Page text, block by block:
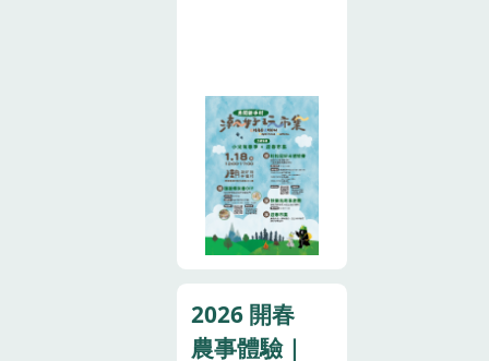
米有春季 x 迎
春市集¸¸¸📆
𝟭/𝟭𝟴(𝗦𝗨𝗡)𝟭𝟮:𝟬𝟬-𝟭𝟳:𝟬𝟬
📍潮好玩幸福
村(屏東縣潮州
號)🌾碰碰爆
米香DIY ❱❱
快來做出專屬
2026 開春
農事體驗｜